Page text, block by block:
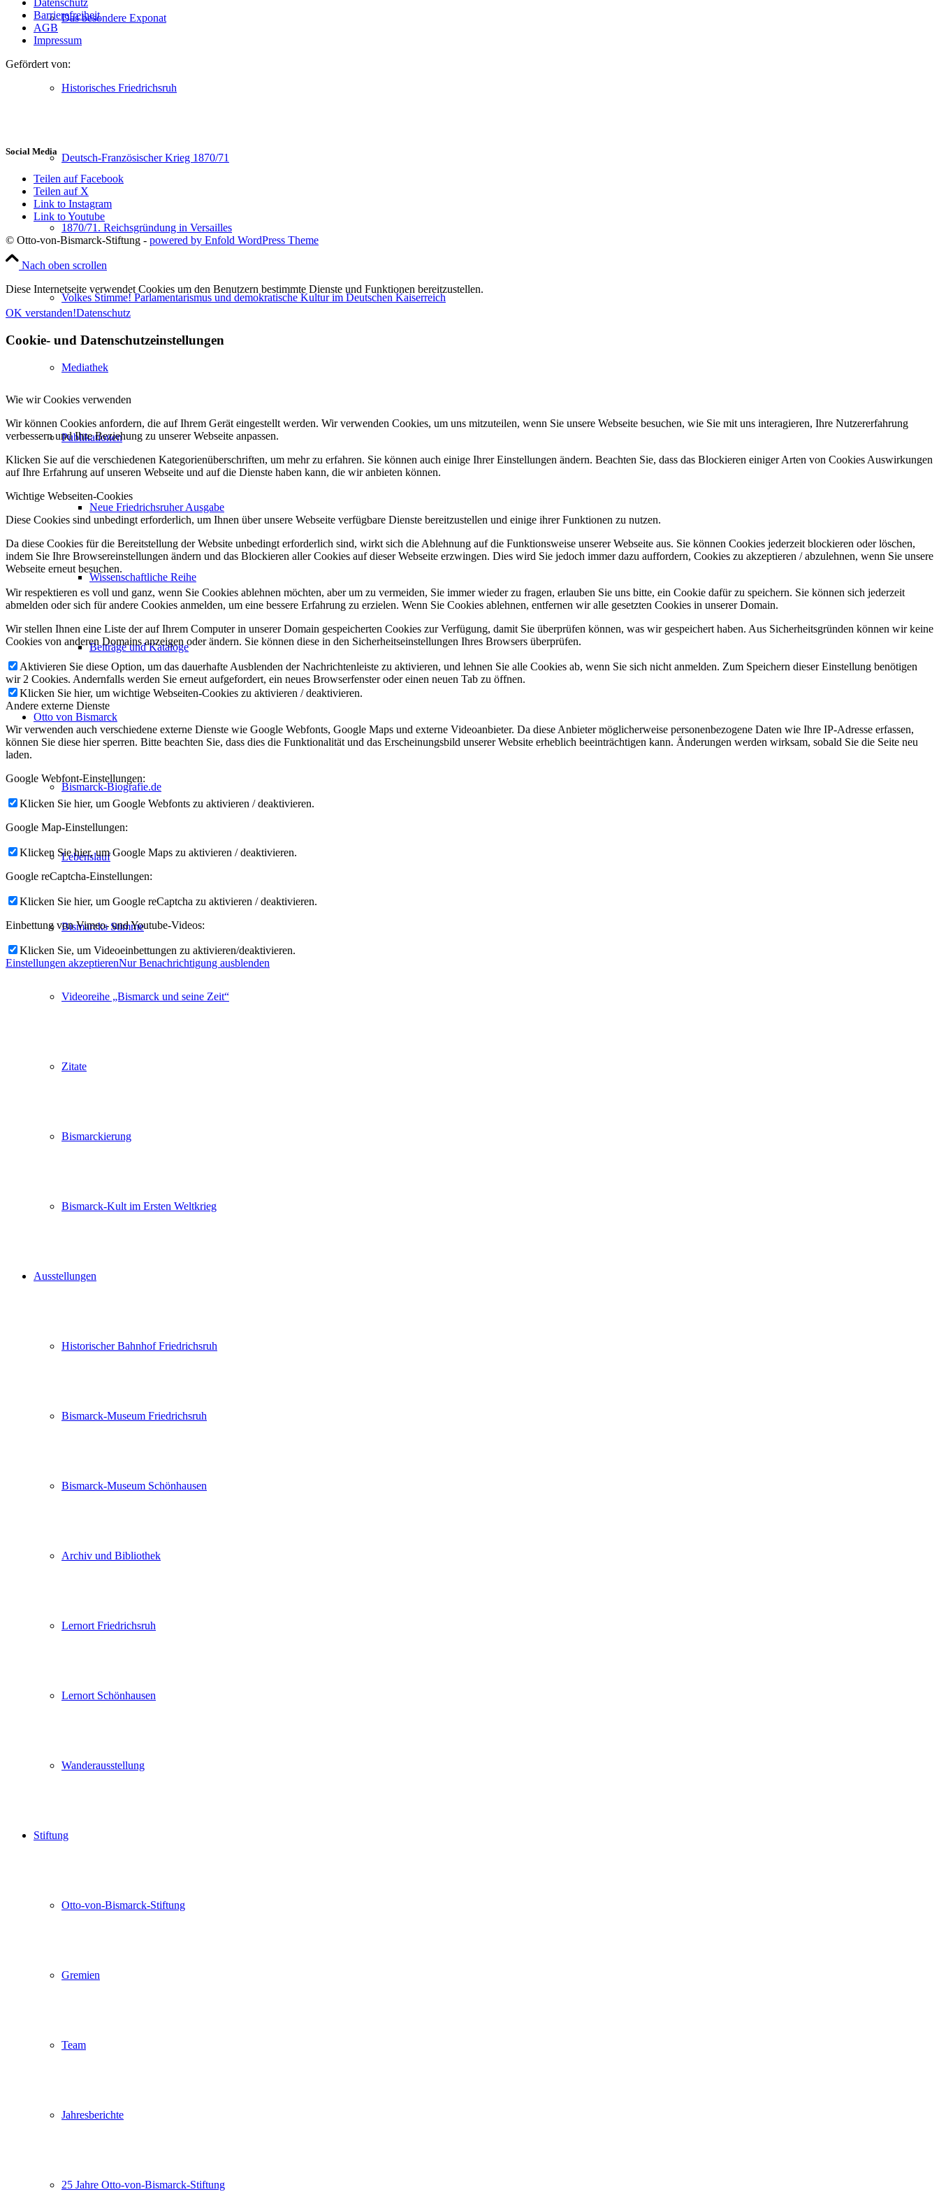
Das besondere Exponat
Historisches Friedrichsruh
Deutsch-Französischer Krieg 1870/71
1870/71. Reichsgründung in Versailles
Volkes Stimme! Parlamentarismus und demokratische Kultur im Deutschen Kaiserreich
Mediathek
Publikationen
Neue Friedrichsruher Ausgabe
Wissenschaftliche Reihe
Beiträge und Kataloge
Otto von Bismarck
Bismarck-Biografie.de
Lebenslauf
Bismarcks Stimme
Videoreihe „Bismarck und seine Zeit“
Zitate
Bismarckierung
Bismarck-Kult im Ersten Weltkrieg
Ausstellungen
Historischer Bahnhof Friedrichsruh
Bismarck-Museum Friedrichsruh
Bismarck-Museum Schönhausen
Archiv und Bibliothek
Lernort Friedrichsruh
Lernort Schönhausen
Wanderausstellung
Stiftung
Otto-von-Bismarck-Stiftung
Gremien
Team
Jahresberichte
25 Jahre Otto-von-Bismarck-Stiftung
Barrierefreiheit
AGB
Impressum
Gefördert von:
Social Media
Teilen auf Facebook
Teilen auf X
Link to Instagram
Link to Youtube
© Otto-von-Bismarck-Stiftung - powered by Enfold WordPress Theme
Nach oben scrollen
Diese Internetseite verwendet Cookies um den Benutzern bestimmte Dienste und Funktionen bereitzustellen.
OK verstanden!Datenschutz
Cookie- und Datenschutzeinstellungen
Wie wir Cookies verwenden
Wir können Cookies anfordern, die auf Ihrem Gerät eingestellt werden. Wir verwenden Cookies, um uns mitzuteilen, wenn Sie unsere Webseite besuchen, wie Sie mit uns interagieren, Ihre Nutzererfahrung
verbessern und Ihre Beziehung zu unserer Webseite anpassen.
Klicken Sie auf die verschiedenen Kategorienüberschriften, um mehr zu erfahren. Sie können auch einige Ihrer Einstellungen ändern. Beachten Sie, dass das Blockieren einiger Arten von Cookies Auswirkungen
auf Ihre Erfahrung auf unseren Webseite und auf die Dienste haben kann, die wir anbieten können.
Wichtige Webseiten-Cookies
Diese Cookies sind unbedingt erforderlich, um Ihnen über unsere Webseite verfügbare Dienste bereitzustellen und einige ihrer Funktionen zu nutzen.
Da diese Cookies für die Bereitstellung der Website unbedingt erforderlich sind, wirkt sich die Ablehnung auf die Funktionsweise unserer Webseite aus. Sie können Cookies jederzeit blockieren oder löschen,
indem Sie Ihre Browsereinstellungen ändern und das Blockieren aller Cookies auf dieser Webseite erzwingen. Dies wird Sie jedoch immer dazu auffordern, Cookies zu akzeptieren / abzulehnen, wenn Sie unsere
Webseite erneut besuchen.
Wir respektieren es voll und ganz, wenn Sie Cookies ablehnen möchten, aber um zu vermeiden, Sie immer wieder zu fragen, erlauben Sie uns bitte, ein Cookie dafür zu speichern. Sie können sich jederzeit
abmelden oder sich für andere Cookies anmelden, um eine bessere Erfahrung zu erzielen. Wenn Sie Cookies ablehnen, entfernen wir alle gesetzten Cookies in unserer Domain.
Wir stellen Ihnen eine Liste der auf Ihrem Computer in unserer Domain gespeicherten Cookies zur Verfügung, damit Sie überprüfen können, was wir gespeichert haben. Aus Sicherheitsgründen können wir keine
Cookies von anderen Domains anzeigen oder ändern. Sie können diese in den Sicherheitseinstellungen Ihres Browsers überprüfen.
Aktivieren Sie diese Option, um das dauerhafte Ausblenden der Nachrichtenleiste zu aktivieren, und lehnen Sie alle Cookies ab, wenn Sie sich nicht anmelden. Zum Speichern dieser Einstellung benötigen
wir 2 Cookies. Andernfalls werden Sie erneut aufgefordert, ein neues Browserfenster oder einen neuen Tab zu öffnen.
Klicken Sie hier, um wichtige Webseiten-Cookies zu aktivieren / deaktivieren.
Andere externe Dienste
Wir verwenden auch verschiedene externe Dienste wie Google Webfonts, Google Maps und externe Videoanbieter. Da diese Anbieter möglicherweise personenbezogene Daten wie Ihre IP-Adresse erfassen,
können Sie diese hier sperren. Bitte beachten Sie, dass dies die Funktionalität und das Erscheinungsbild unserer Website erheblich beeinträchtigen kann. Änderungen werden wirksam, sobald Sie die Seite neu
laden.
Google Webfont-Einstellungen:
Klicken Sie hier, um Google Webfonts zu aktivieren / deaktivieren.
Google Map-Einstellungen:
Klicken Sie hier, um Google Maps zu aktivieren / deaktivieren.
Google reCaptcha-Einstellungen:
Klicken Sie hier, um Google reCaptcha zu aktivieren / deaktivieren.
Einbettung von Vimeo- und Youtube-Videos:
Klicken Sie, um Videoeinbettungen zu aktivieren/deaktivieren.
Einstellungen akzeptierenNur Benachrichtigung ausblenden